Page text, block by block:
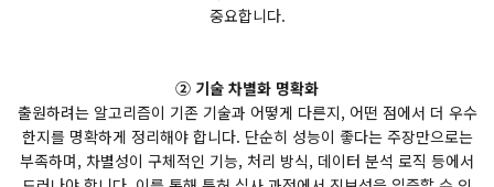
중요합니다.
② 기술 차별화 명확화
출원하려는 알고리즘이 기존 기술과 어떻게 다른지, 어떤 점에서 더 우수
한지를 명확하게 정리해야 합니다. 단순히 성능이 좋다는 주장만으로는
부족하며, 차별성이 구체적인 기능, 처리 방식, 데이터 분석 로직 등에서